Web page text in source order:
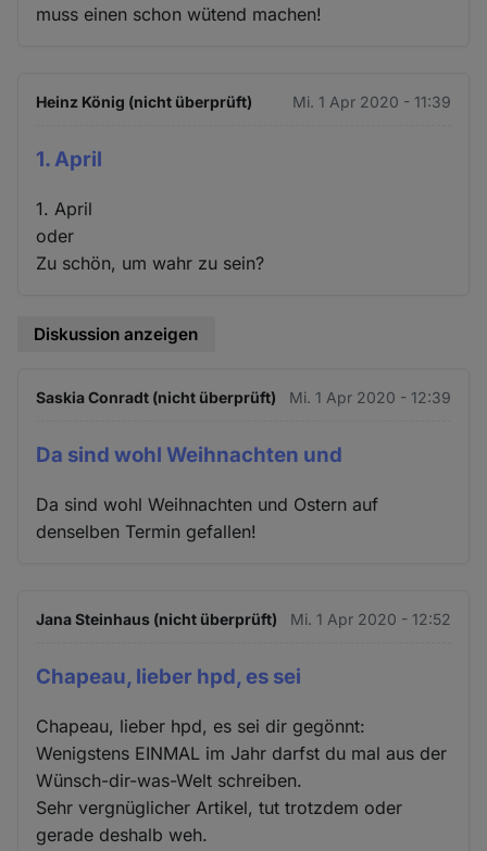
muss einen schon wütend machen!
Heinz König (nicht überprüft) Mi. 1 Apr 2020 - 11:39
1. April
1. April
oder
Zu schön, um wahr zu sein?
Diskussion anzeigen
Saskia Conradt (nicht überprüft) Mi. 1 Apr 2020 - 12:39
Da sind wohl Weihnachten und
Da sind wohl Weihnachten und Ostern auf
denselben Termin gefallen!
Jana Steinhaus (nicht überprüft) Mi. 1 Apr 2020 - 12:52
Chapeau, lieber hpd, es sei
Chapeau, lieber hpd, es sei dir gegönnt:
Wenigstens EINMAL im Jahr darfst du mal aus der
Wünsch-dir-was-Welt schreiben.
Sehr vergnüglicher Artikel, tut trotzdem oder
gerade deshalb weh.